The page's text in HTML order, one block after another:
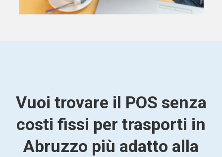
Vuoi trovare il POS senza
costi fissi per trasporti in
Abruzzo più adatto alla